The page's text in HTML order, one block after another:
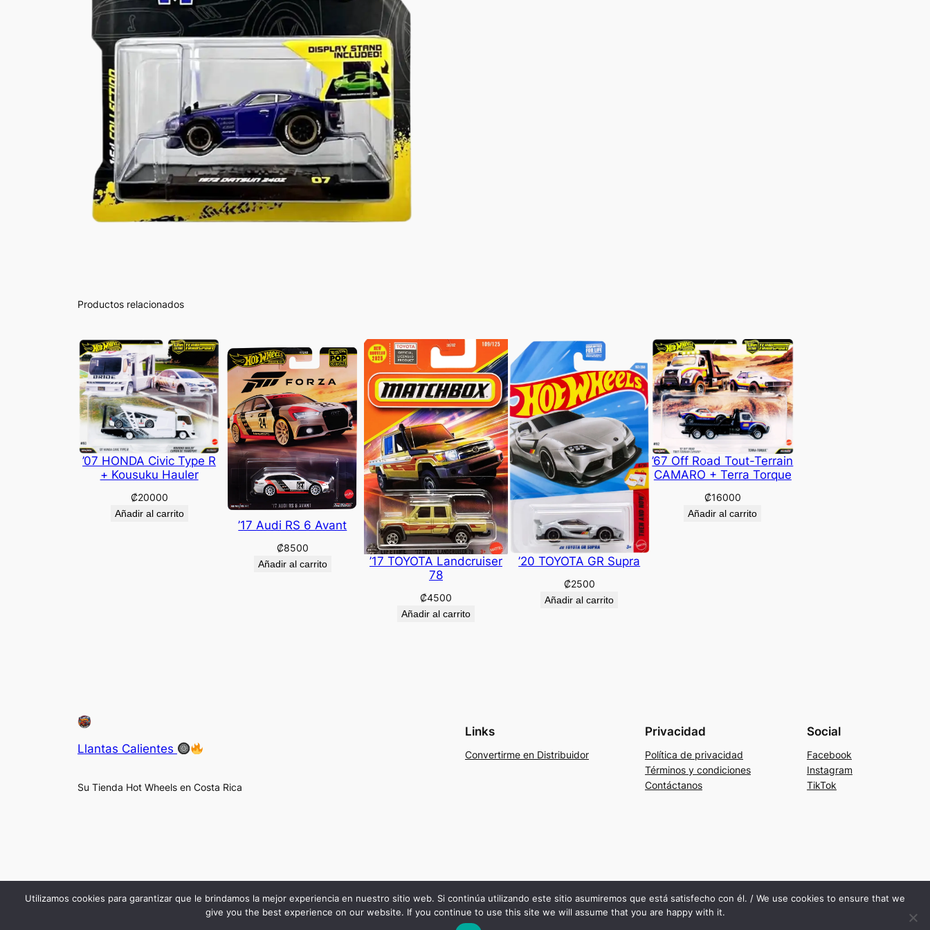
Productos relacionados
’07 HONDA Civic Type R
+ Kousuku Hauler
₡20000
Añadir al carrito
’17 Audi RS 6 Avant
₡8500
Añadir al carrito
’17 TOYOTA Landcruiser
78
₡4500
Añadir al carrito
’20 TOYOTA GR Supra
₡2500
Añadir al carrito
’67 Off Road Tout-Terrain
CAMARO + Terra Torque
₡16000
Añadir al carrito
Llantas Calientes
Su Tienda Hot Wheels en Costa Rica
Links
Convertirme en Distribuidor
Privacidad
Política de privacidad
Términos y condiciones
Contáctanos
Social
Facebook
Instagram
TikTok
Utilizamos cookies para garantizar que le brindamos la mejor experiencia en nuestro sitio web. Si continúa utilizando este sitio asumiremos que está satisfecho con él. / We use cookies to ensure that we
give you the best experience on our website. If you continue to use this site we will assume that you are happy with it.